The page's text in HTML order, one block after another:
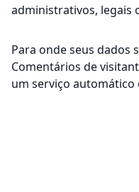
administrativos, legais
Para onde seus dados
Comentários de
um serviço automático